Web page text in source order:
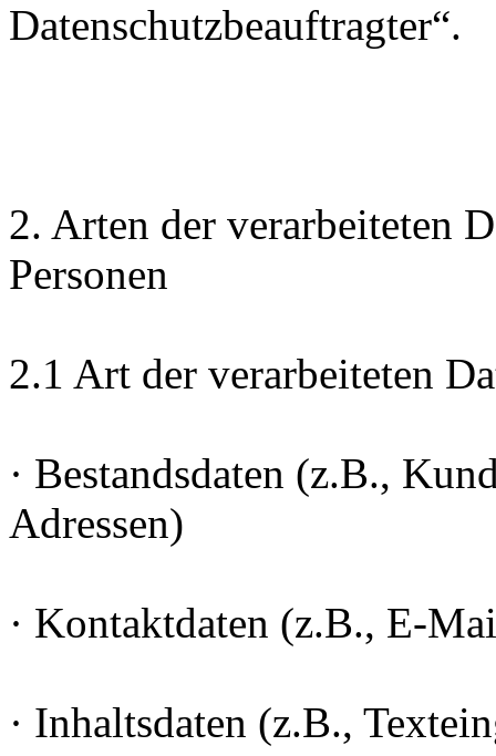
Datenschutzbeauftragter“.
2. Arten der verarbeiteten
Personen
2.1 Art der verarbeiteten
· Bestandsdaten (z.B.,
Adressen)
· Kontaktdaten (z.B., E-
· Inhaltsdaten (z.B.,